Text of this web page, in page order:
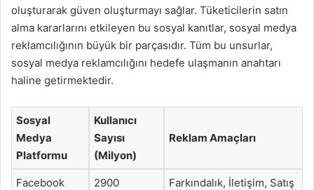
oluşturarak güven oluşturmayı sağlar. Tüketicilerin satın
alma kararlarını etkileyen bu sosyal kanıtlar, sosyal medya
reklamcılığının büyük bir parçasıdır. Tüm bu unsurlar,
sosyal medya reklamcılığını hedefe ulaşmanın anahtarı
haline getirmektedir.
Sosyal
Medya
Platformu
Kullanıcı
Sayısı
(Milyon)
Reklam Amaçları
Facebook 2900 Farkındalık, İletişim, Satış